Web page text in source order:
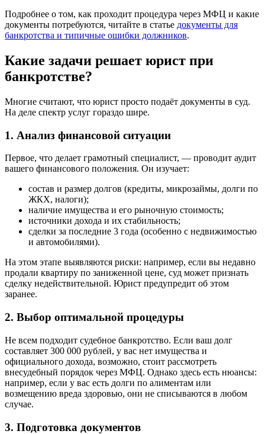
Подробнее о том, как проходит процедура через МФЦ и какие
документы потребуются, читайте в статье документы для
банкротства и типичные ошибки должников.
Какие задачи решает юрист при
банкротстве?
Многие считают, что юрист просто подаёт документы в суд.
На деле спектр услуг гораздо шире.
1. Анализ финансовой ситуации
Первое, что делает грамотный специалист, — проводит аудит
вашего финансового положения. Он изучает:
состав и размер долгов (кредиты, микрозаймы, долги по
ЖКХ, налоги);
наличие имущества и его рыночную стоимость;
источники дохода и их стабильность;
сделки за последние 3 года (особенно с недвижимостью
и автомобилями).
На этом этапе выявляются риски: например, если вы недавно
продали квартиру по заниженной цене, суд может признать
сделку недействительной. Юрист предупредит об этом
заранее.
2. Выбор оптимальной процедуры
Не всем подходит судебное банкротство. Если ваш долг
составляет 300 000 рублей, у вас нет имущества и
официального дохода, возможно, стоит рассмотреть
внесудебный порядок через МФЦ. Однако здесь есть нюансы:
например, если у вас есть долги по алиментам или
возмещению вреда здоровью, они не списываются в любом
случае.
3. Подготовка документов